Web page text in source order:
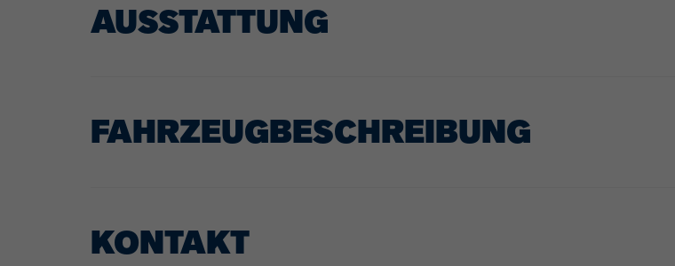
AUSSTATTUNG
FAHRZEUGBESCHREIBUNG
KONTAKT